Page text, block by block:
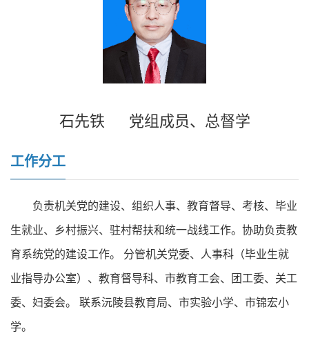
石先铁 党组成员、总督学
工作分工
负责机关党的建设、组织人事、教育督导、考核、毕业
生就业、乡村振兴、驻村帮扶和统一战线工作。协助负责教
育系统党的建设工作。 分管机关党委、人事科（毕业生就
业指导办公室）、教育督导科、市教育工会、团工委、关工
委、妇委会。 联系沅陵县教育局、市实验小学、市锦宏小
学。